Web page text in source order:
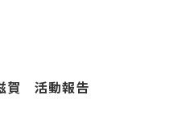
賀 活動報告